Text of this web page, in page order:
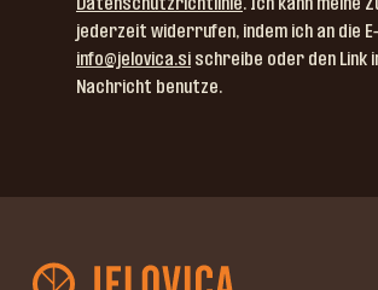
jederzeit widerrufen, indem ich an die
info@jelovica.si schreibe oder den Link
Nachricht benutze.